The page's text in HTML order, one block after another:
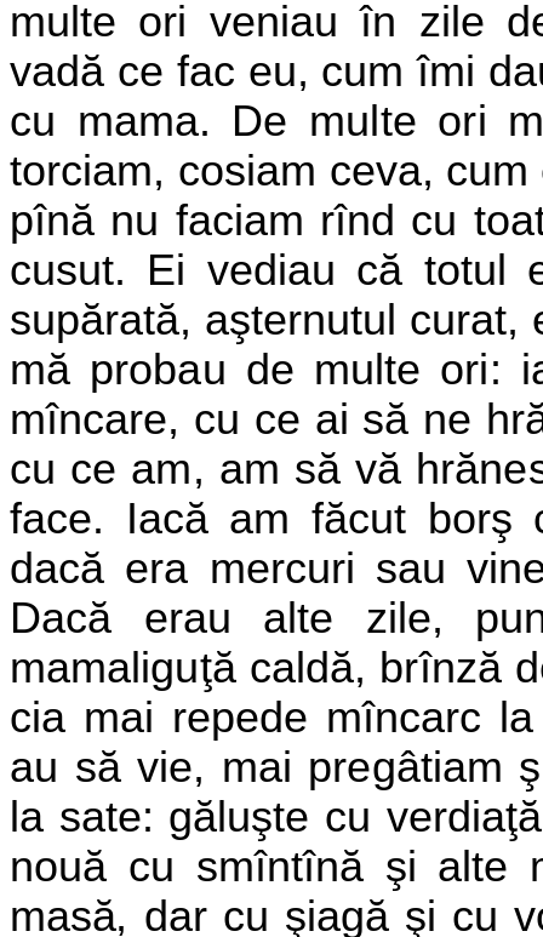
multe ori veniau în zile
vadă ce fac eu, cum îmi
cu mama. De multe ori
torciam, cosiam ceva,
pînă nu faciam rînd cu
cusut. Ei vediau că totul
supărată, aşternutul curat,
mă probau de multe ori:
mîncare, cu ce ai să ne
cu ce am, am să vă
face. Iacă am făcut
dacă era mercuri sau
Dacă erau alte zile,
mamaliguţă caldă, brînză
cia mai repede mîncarc
au să vie, mai pregâtiam
la sate: găluşte cu
nouă cu smîntînă şi
masă, dar cu şiagă şi cu